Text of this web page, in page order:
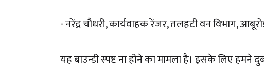
- नरेंद्र चौधरी, कार्यवाहक रेंजर, तलहटी वन विभाग,
यह बाउन्डी स्पष्ट ना होने का मामला है। इसके लिए हमने